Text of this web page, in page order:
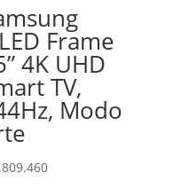
Frame
4K UHD
TV,
Modo